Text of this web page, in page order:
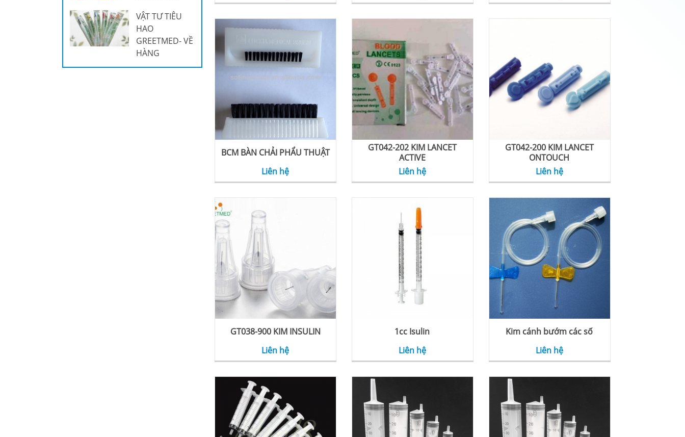
VẬT TƯ TIÊU
HAO
GREETMED- VỀ
HÀNG
BCM BÀN CHẢI PHẨU THUẬT
Liên hệ
GT042-202 KIM LANCET
ACTIVE
Liên hệ
GT042-200 KIM LANCET
ONTOUCH
Liên hệ
GT038-900 KIM INSULIN
Liên hệ
1cc Isulin
Liên hệ
Kim cánh bướm các số
Liên hệ